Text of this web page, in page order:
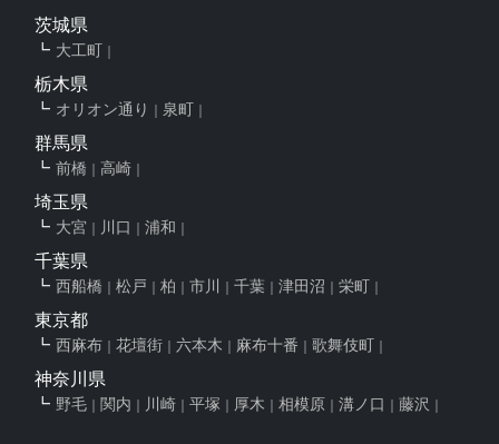
茨城県
大工町
栃木県
オリオン通り 泉町
群馬県
前橋 高崎
埼玉県
大宮 川口 浦和
千葉県
西船橋 松戸 柏 市川 千葉 津田沼 栄町
東京都
西麻布 花壇街 六本木 麻布十番 歌舞伎町
神奈川県
野毛 関内 川崎 平塚 厚木 相模原 溝ノ口 藤沢